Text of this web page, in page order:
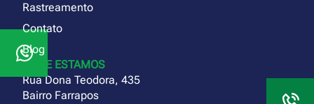
Rastreamento
Contato
Blog
ONDE ESTAMOS
Rua Dona Teodora, 435
Bairro Farrapos